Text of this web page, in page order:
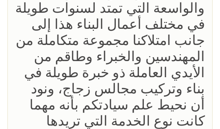
والواسعة التي تمتد لسنوات طويلة
في مختلف أعمال البناء هذا إلى
جانب امتلاكنا مجموعة متكاملة من
المهندسين والخبراء وطاقم من
الأيدي العاملة ذو خبرة طويلة في
بناء وتركيب مجالس زجاج، ونود
أن نحيط علم سيادتكم بأنه مهما
كانت نوع الخدمة التي تريدها